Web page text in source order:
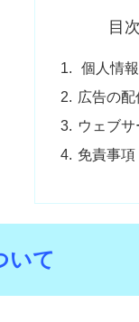
目次
個人情
広告の
ウェブ
免責事項
いて